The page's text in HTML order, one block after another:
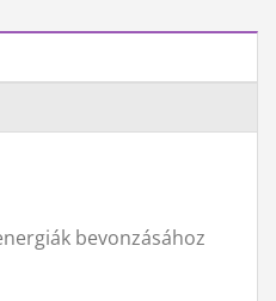
bevonzásához